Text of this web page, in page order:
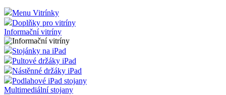
Menu Vitrínky
Doplňky pro vitríny
Informační vitríny
Stojánky na iPad
Pultové držáky iPad
Nástěnné držáky iPad
Podlahové iPad stojany
Multimediální stojany